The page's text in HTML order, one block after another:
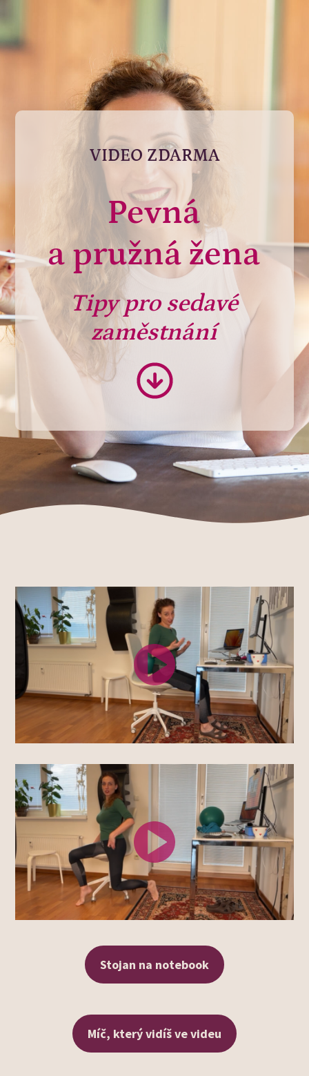
VIDEO ZDARMA
Pevná
a pružná žena
Tipy pro sedavé
zaměstnání
Stojan na notebook
Míč, který vidíš ve videu